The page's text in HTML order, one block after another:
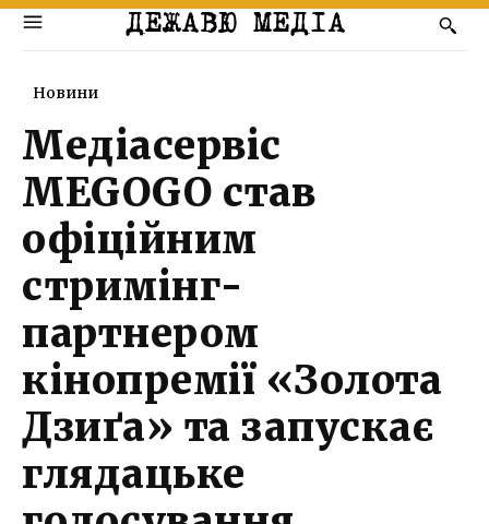
ДЕЖАВЮ МЕДІА
Новини
Медіасервіс
MEGOGO став
офіційним
стримінг-
партнером
кінопремії «Золота
Дзиґа» та запускає
глядацьке